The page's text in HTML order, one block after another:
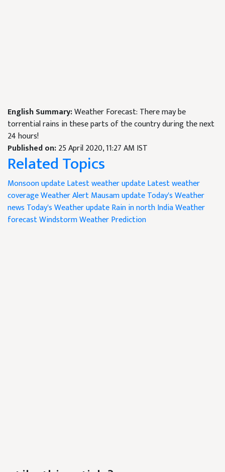
English Summary:Weather Forecast: There may be
torrential rains in these parts of the country during the next
24 hours!
Published on:25 April 2020, 11:27 AM IST
Related Topics
Monsoon updateLatest weather updateLatest weather
coverageWeather AlertMausam updateToday's Weather
news Today's Weather updateRain in north IndiaWeather
forecastWindstormWeather Prediction